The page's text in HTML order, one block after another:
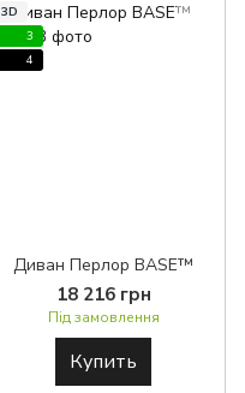
3D
3
4
Диван Перлор BASE™
18 216 грн
Під замовлення
Купить